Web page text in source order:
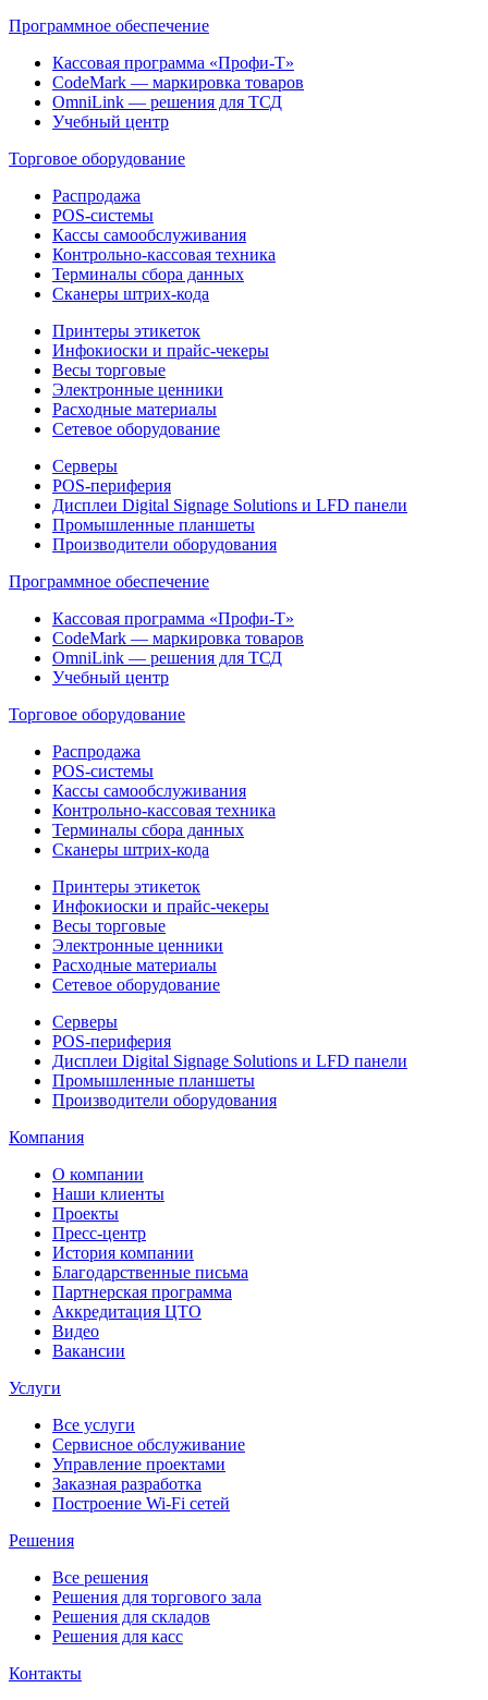
Программное обеспечение
Кассовая программа «Профи-Т»
CodeMark — маркировка товаров
OmniLink — решения для ТСД
Учебный центр
Торговое оборудование
Распродажа
POS-системы
Кассы самообслуживания
Контрольно-кассовая техника
Терминалы сбора данных
Сканеры штрих-кода
Принтеры этикеток
Инфокиоски и прайс-чекеры
Весы торговые
Электронные ценники
Расходные материалы
Сетевое оборудование
Серверы
POS-периферия
Дисплеи Digital Signage Solutions и LFD панели
Промышленные планшеты
Производители оборудования
Программное обеспечение
Кассовая программа «Профи-Т»
CodeMark — маркировка товаров
OmniLink — решения для ТСД
Учебный центр
Торговое оборудование
Распродажа
POS-системы
Кассы самообслуживания
Контрольно-кассовая техника
Терминалы сбора данных
Сканеры штрих-кода
Принтеры этикеток
Инфокиоски и прайс-чекеры
Весы торговые
Электронные ценники
Расходные материалы
Сетевое оборудование
Серверы
POS-периферия
Дисплеи Digital Signage Solutions и LFD панели
Промышленные планшеты
Производители оборудования
Компания
О компании
Наши клиенты
Проекты
Пресс-центр
История компании
Благодарственные письма
Партнерская программа
Аккредитация ЦТО
Видео
Вакансии
Услуги
Все услуги
Сервисное обслуживание
Управление проектами
Заказная разработка
Построение Wi-Fi сетей
Решения
Все решения
Решения для торгового зала
Решения для складов
Решения для касс
Контакты